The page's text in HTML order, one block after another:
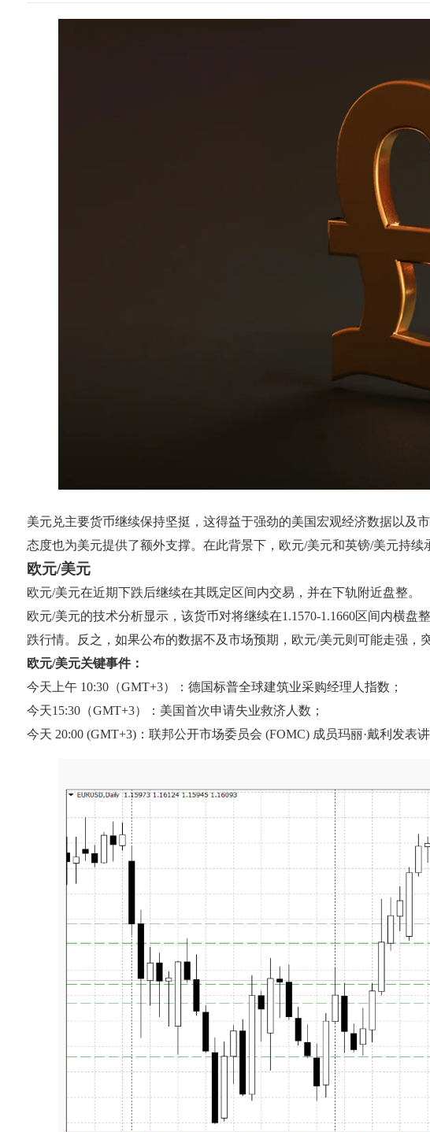
美元兑主要货币继续保持坚挺，这得益于强劲的美国宏观经济数据以及
态度也为美元提供了额外支撑。在此背景下，欧元/美元和英镑/美元持
欧元/美元
欧元/美元在近期下跌后继续在其既定区间内交易，并在下轨附近盘整。
欧元/美元的技术分析显示，该货币对将继续在1.1570-1.1660区间内横
跌行情。反之，如果公布的数据不及市场预期，欧元/美元则可能走强，突
欧元/美元关键事件：
今天上午 10:30（GMT+3）：德国标普全球建筑业采购经理人指数；
今天15:30（GMT+3）：美国首次申请失业救济人数；
今天 20:00 (GMT+3)：联邦公开市场委员会 (FOMC) 成员玛丽·戴利发表讲